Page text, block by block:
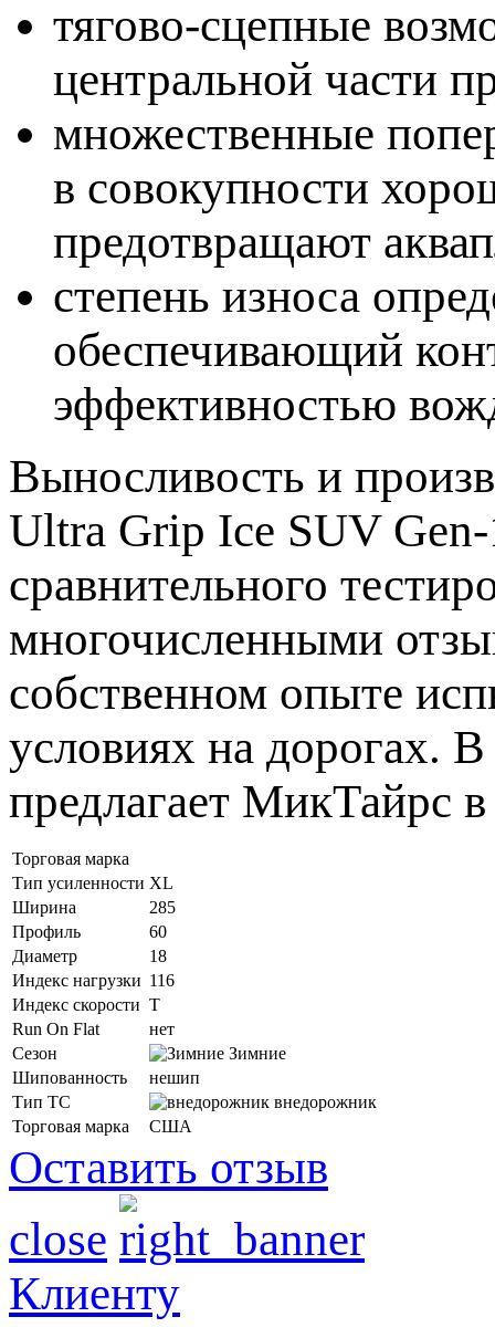
тягово-сцепные
центральной части
множественные
в совокупности
предотвращают
степень износа
обеспечивающий
эффективностью
Выносливость и
Ultra Grip Ice SUV
сравнительного
многочисленными
собственном опыте
условиях на дорогах.
предлагает МикТайрс
Торговая марка
Тип усиленности XL
Ширина
285
Профиль
60
Диаметр
18
Индекс нагрузки 116
Индекс скорости T
Run On Flat
нет
Сезон
Зимние
Шипованность
нешип
Тип ТС
внедорожник
Торговая марка
США
Оставить отзыв
close
Клиенту